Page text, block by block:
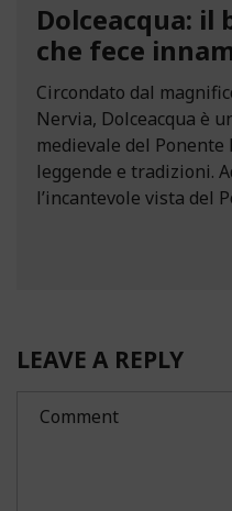
Dolceacqua: il
che fece
Circondato dal
Nervia, Dolceacqua è
medievale del
leggende e tradizioni.
l’incantevole vista del
LEAVE A REPLY